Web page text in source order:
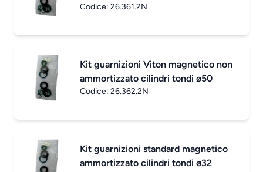
Codice: 26.361.2N
Kit guarnizioni Viton magnetico non
ammortizzato cilindri tondi ø50
Codice: 26.362.2N
Kit guarnizioni standard magnetico
ammortizzato cilindri tondi ø32